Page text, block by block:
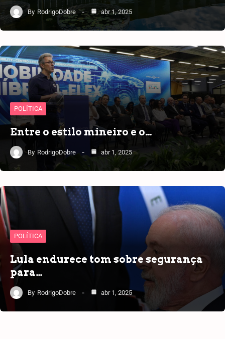
By RodrigoDobre abr 1, 2025
POLÍTICA
Entre o estilo mineiro e o…
By RodrigoDobre abr 1, 2025
POLÍTICA
Lula endurece tom sobre segurança
para…
By RodrigoDobre abr 1, 2025